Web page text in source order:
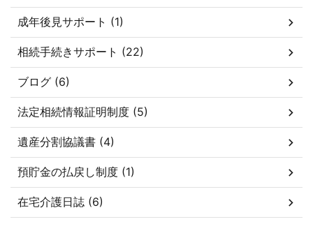
成年後見サポート (1)
相続手続きサポート (22)
ブログ (6)
法定相続情報証明制度 (5)
遺産分割協議書 (4)
預貯金の払戻し制度 (1)
在宅介護日誌 (6)